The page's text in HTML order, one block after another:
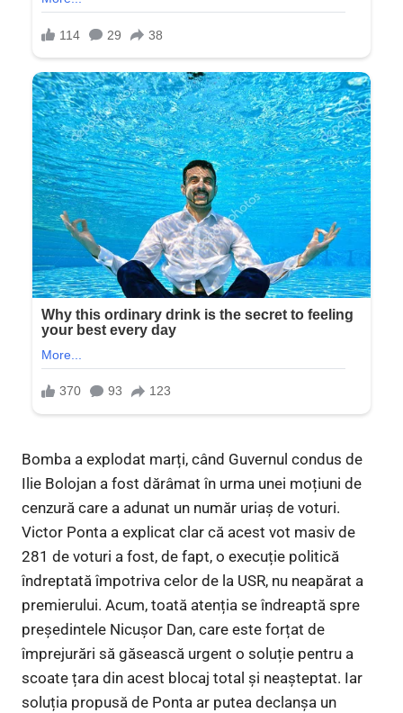
Bomba a explodat marți, când Guvernul condus de
Ilie Bolojan a fost dărâmat în urma unei moțiuni de
cenzură care a adunat un număr uriaș de voturi.
Victor Ponta a explicat clar că acest vot masiv de
281 de voturi a fost, de fapt, o execuție politică
îndreptată împotriva celor de la USR, nu neapărat a
premierului. Acum, toată atenția se îndreaptă spre
președintele Nicușor Dan, care este forțat de
împrejurări să găsească urgent o soluție pentru a
scoate țara din acest blocaj total și neașteptat. Iar
soluția propusă de Ponta ar putea declanșa un